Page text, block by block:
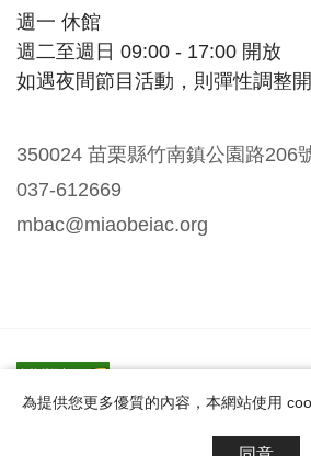
週一 休館
週二至週日 09:00 - 17:00 開放
如遇夜間節目活動，則彈性調整
350024 苗栗縣竹南鎮公園路206
037-612669
mbac@miaobeiac.org
為提供您更多優質的內容，本網站使用